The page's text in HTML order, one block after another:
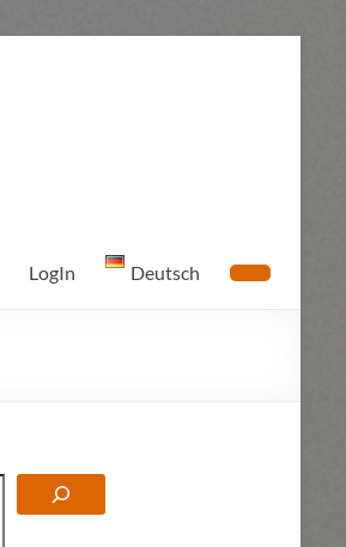
LogIn Deutsch